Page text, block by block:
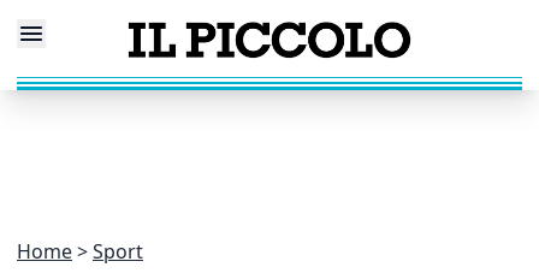
Home Sport